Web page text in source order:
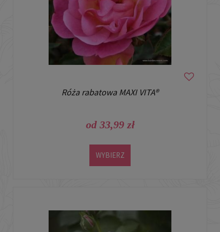
Róża rabatowa MAXI VITA®
od 33,99 zł
WYBIERZ